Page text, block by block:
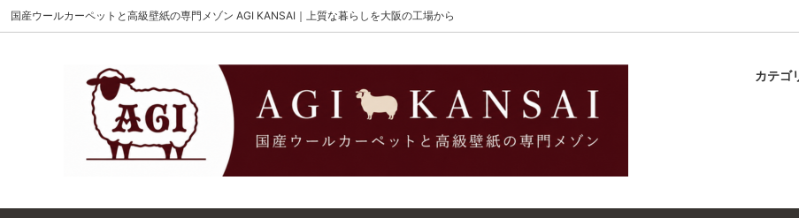
国産ウールカーペットと高級壁紙の専門メゾン AGI KANSAI｜上質な暮らしを大阪の工場から
カテゴ
MAISON AKIGAMI The Wilton
ウィルトンオーダー｜別注ウールカーペ
施工用ウールカーペット ウールラグ
AGI KANSAI について カーペットガイド